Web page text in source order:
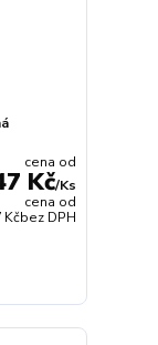
cena od
Kč/Ks
cena od
Kčbez DPH